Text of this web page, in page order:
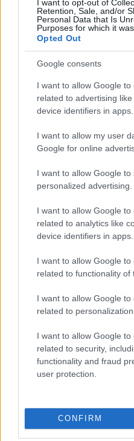
I want to opt-out of
Retention, Sale, and/or
Personal Data that Is
Purposes for which it
Opted Out
Google consents
I want to allow Google to
related to advertising
device identifiers in apps.
I want to allow my user
Google for online
I want to allow Google to
personalized advertising.
I want to allow Google to
related to analytics like
device identifiers in apps.
I want to allow Google to
related to functionality of
I want to allow Google to
related to personalization.
I want to allow Google to
related to security,
functionality and fraud
user protection.
CONFIRM
euro. Fabio Damato e
stati a loro volta assolti.
della sentenza, Ferragni
commossi, ringrazio i
follower”, visibilmente
cronisti e telecamere.
Le cifre del
fronte
complessivamente 3,4
risarcimenti e donazioni
amministrativo. Nel
l’Autorità garante della
aveva multato Ferragni
la cifra di 1,4 milioni di
ulteriore era stata
parte delle iniziative
L’impatto del
Il “Pandorogate” ha